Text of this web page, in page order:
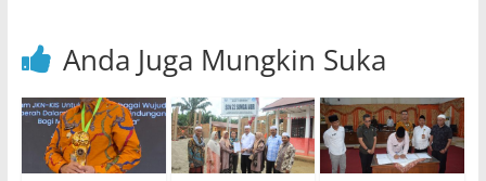
Anda Juga Mungkin Suka